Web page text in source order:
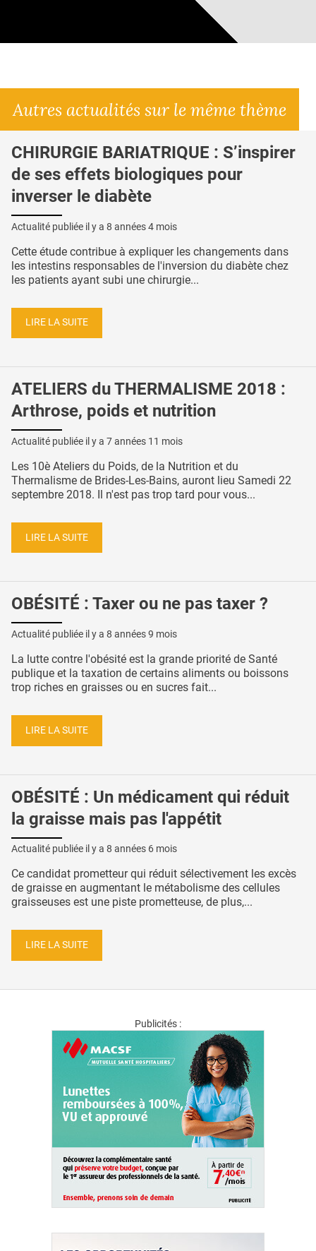
Autres actualités sur le même thème
CHIRURGIE BARIATRIQUE : S’inspirer
de ses effets biologiques pour
inverser le diabète
Actualité publiée il y a 8 années 4 mois
Cette étude contribue à expliquer les changements dans
les intestins responsables de l'inversion du diabète chez
les patients ayant subi une chirurgie...
LIRE LA SUITE
ATELIERS du THERMALISME 2018 :
Arthrose, poids et nutrition
Actualité publiée il y a 7 années 11 mois
Les 10è Ateliers du Poids, de la Nutrition et du
Thermalisme de Brides-Les-Bains, auront lieu Samedi 22
septembre 2018. Il n'est pas trop tard pour vous...
LIRE LA SUITE
OBÉSITÉ : Taxer ou ne pas taxer ?
Actualité publiée il y a 8 années 9 mois
La lutte contre l'obésité est la grande priorité de Santé
publique et la taxation de certains aliments ou boissons
trop riches en graisses ou en sucres fait...
LIRE LA SUITE
OBÉSITÉ : Un médicament qui réduit
la graisse mais pas l'appétit
Actualité publiée il y a 8 années 6 mois
Ce candidat prometteur qui réduit sélectivement les excès
de graisse en augmentant le métabolisme des cellules
graisseuses est une piste prometteuse, de plus,...
LIRE LA SUITE
Publicités :